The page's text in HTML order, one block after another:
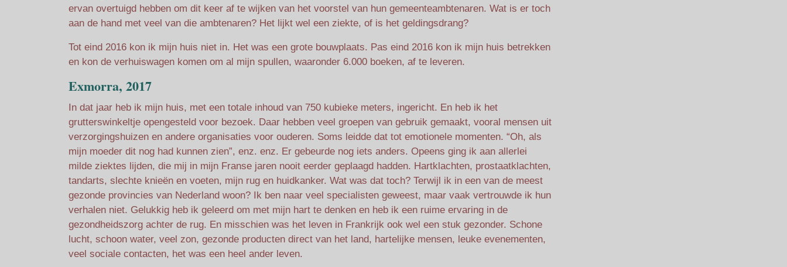
ervan overtuigd hebben om dit keer af te wijken van het voorstel van hun gemeenteambtenaren. Wat is er toch
aan de hand met veel van die ambtenaren? Het lijkt wel een ziekte, of is het geldingsdrang?
Tot eind 2016 kon ik mijn huis niet in. Het was een grote bouwplaats. Pas eind 2016 kon ik mijn huis betrekken
en kon de verhuiswagen komen om al mijn spullen, waaronder 6.000 boeken, af te leveren.
Exmorra, 2017
In dat jaar heb ik mijn huis, met een totale inhoud van 750 kubieke meters, ingericht. En heb ik het
grutterswinkeltje opengesteld voor bezoek. Daar hebben veel groepen van gebruik gemaakt, vooral mensen uit
verzorgingshuizen en andere organisaties voor ouderen. Soms leidde dat tot emotionele momenten. “Oh, als
mijn moeder dit nog had kunnen zien”, enz. enz. Er gebeurde nog iets anders. Opeens ging ik aan allerlei
milde ziektes lijden, die mij in mijn Franse jaren nooit eerder geplaagd hadden. Hartklachten, prostaatklachten,
tandarts, slechte knieën en voeten, mijn rug en huidkanker. Wat was dat toch? Terwijl ik in een van de meest
gezonde provincies van Nederland woon? Ik ben naar veel specialisten geweest, maar vaak vertrouwde ik hun
verhalen niet. Gelukkig heb ik geleerd om met mijn hart te denken en heb ik een ruime ervaring in de
gezondheidszorg achter de rug. En misschien was het leven in Frankrijk ook wel een stuk gezonder. Schone
lucht, schoon water, veel zon, gezonde producten direct van het land, hartelijke mensen, leuke evenementen,
veel sociale contacten, het was een heel ander leven.